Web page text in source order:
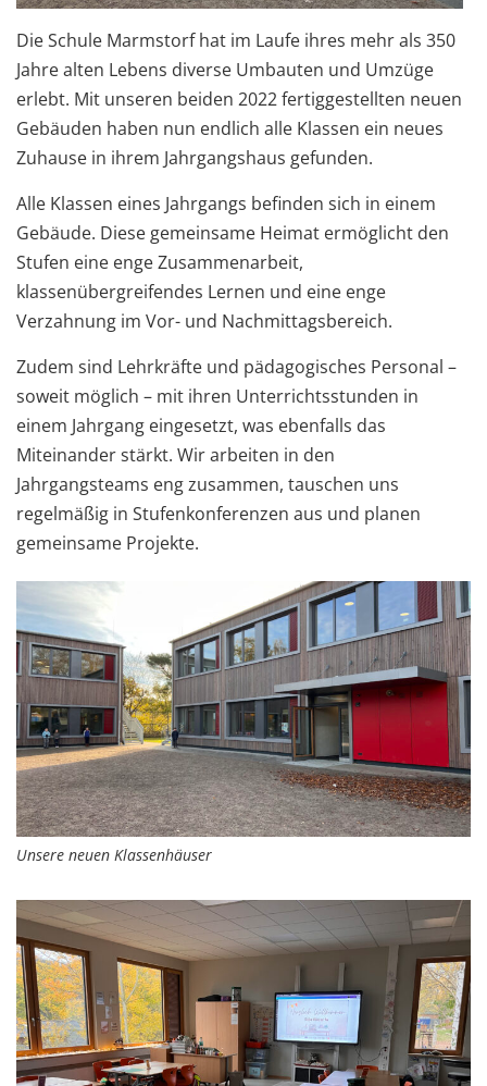
Die Schule Marmstorf hat im Laufe ihres mehr als 350
Jahre alten Lebens diverse Umbauten und Umzüge
erlebt. Mit unseren beiden 2022 fertiggestellten neuen
Gebäuden haben nun endlich alle Klassen ein neues
Zuhause in ihrem Jahrgangshaus gefunden.
Alle Klassen eines Jahrgangs befinden sich in einem
Gebäude. Diese gemeinsame Heimat ermöglicht den
Stufen eine enge Zusammenarbeit,
klassenübergreifendes Lernen und eine enge
Verzahnung im Vor- und Nachmittagsbereich.
Zudem sind Lehrkräfte und pädagogisches Personal –
soweit möglich – mit ihren Unterrichtsstunden in
einem Jahrgang eingesetzt, was ebenfalls das
Miteinander stärkt. Wir arbeiten in den
Jahrgangsteams eng zusammen, tauschen uns
regelmäßig in Stufenkonferenzen aus und planen
gemeinsame Projekte.
Unsere neuen Klassenhäuser